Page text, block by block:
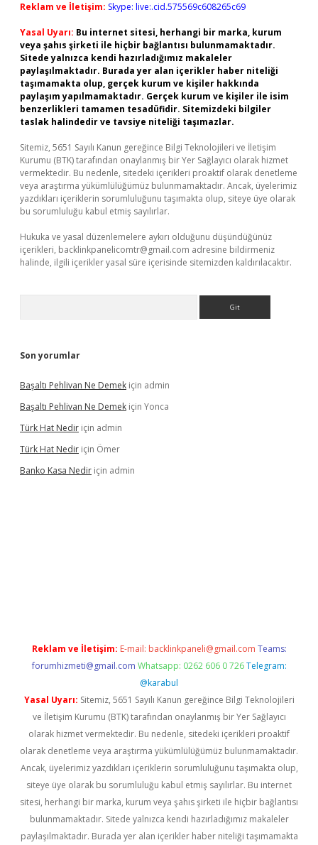
Reklam ve İletişim: Skype: live:.cid.575569c608265c69
Yasal Uyarı: Bu internet sitesi, herhangi bir marka, kurum
veya şahıs şirketi ile hiçbir bağlantısı bulunmamaktadır.
Sitede yalnızca kendi hazırladığımız makaleler
paylaşılmaktadır. Burada yer alan içerikler haber niteliği
taşımamakta olup, gerçek kurum ve kişiler hakkında
paylaşım yapılmamaktadır. Gerçek kurum ve kişiler ile isim
benzerlikleri tamamen tesadüfidir. Sitemizdeki bilgiler
taslak halindedir ve tavsiye niteliği taşımazlar.
Sitemiz, 5651 Sayılı Kanun gereğince Bilgi Teknolojileri ve İletişim
Kurumu (BTK) tarafından onaylanmış bir Yer Sağlayıcı olarak hizmet
vermektedir. Bu nedenle, sitedeki içerikleri proaktif olarak denetleme
veya araştırma yükümlülüğümüz bulunmamaktadır. Ancak, üyelerimiz
yazdıkları içeriklerin sorumluluğunu taşımakta olup, siteye üye olarak
bu sorumluluğu kabul etmiş sayılırlar.
Hukuka ve yasal düzenlemelere aykırı olduğunu düşündüğünüz
içerikleri, backlinkpanelicomtr@gmail.com adresine bildirmeniz
halinde, ilgili içerikler yasal süre içerisinde sitemizden kaldırılacaktır.
Son yorumlar
Başaltı Pehlivan Ne Demek için admin
Başaltı Pehlivan Ne Demek için Yonca
Türk Hat Nedir için admin
Türk Hat Nedir için Ömer
Banko Kasa Nedir için admin
Reklam ve İletişim: E-mail: backlinkpaneli@gmail.com Teams:
forumhizmeti@gmail.com Whatsapp: 0262 606 0 726 Telegram:
@karabul
Yasal Uyarı: Sitemiz, 5651 Sayılı Kanun gereğince Bilgi Teknolojileri
ve İletişim Kurumu (BTK) tarafından onaylanmış bir Yer Sağlayıcı
olarak hizmet vermektedir. Bu nedenle, sitedeki içerikleri proaktif
olarak denetleme veya araştırma yükümlülüğümüz bulunmamaktadır.
Ancak, üyelerimiz yazdıkları içeriklerin sorumluluğunu taşımakta olup,
siteye üye olarak bu sorumluluğu kabul etmiş sayılırlar. Bu internet
sitesi, herhangi bir marka, kurum veya şahıs şirketi ile hiçbir bağlantısı
bulunmamaktadır. Sitede yalnızca kendi hazırladığımız makaleler
paylaşılmaktadır. Burada yer alan içerikler haber niteliği taşımamakta